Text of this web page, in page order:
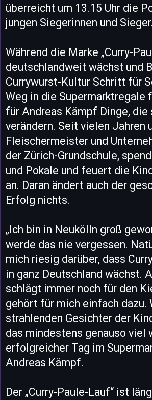
überreicht um 13.15 Uhr die
jungen Siegerinnen und Sieger.
Während die Marke „Curry-
deutschlandweit wächst und
Currywurst-Kultur Schritt für
Weg in die Supermarktregale
für Andreas Kämpf Dinge, die
verändern. Seit vielen Jahren
Fleischermeister und
der Zürich-Grundschule,
und Pokale und feuert die
an. Daran ändert auch der
Erfolg nichts.
„Ich bin in Neukölln groß
werde das nie vergessen.
mich riesig darüber, dass
in ganz Deutschland wächst.
schlägt immer noch für den
gehört für mich einfach dazu.
strahlenden Gesichter der
das mindestens genauso viel
erfolgreicher Tag im
Andreas Kämpf.
Der „Curry-Paule-Lauf“ ist